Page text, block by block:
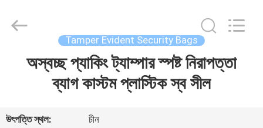
Material
Tamper Evident Security Bags
অস্বচ্ছ প্যাকিং ট্যাম্পার স্পষ্ট নিরাপত্তা
ব্যাগ কাস্টম প্লাস্টিক স্ব সীল
উৎপত্তি স্থল:
চীন